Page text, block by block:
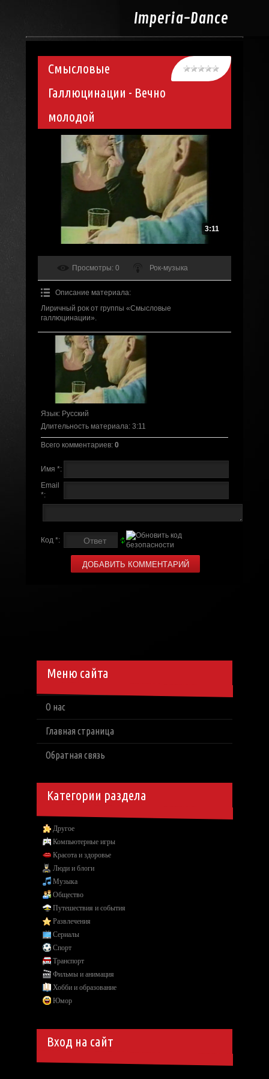
Imperia-Dance
Смысловые
Галлюцинации - Вечно
молодой
3:11
Просмотры: 0 Рок-музыка
Описание материала:
Лиричный рок от группы «Смысловые
галлюцинации».
Язык: Русский
Длительность материала: 3:11
Всего комментариев: 0
Имя *:
Email
*:
Код *:
Меню сайта
О нас
Главная страница
Обратная связь
Категории раздела
Другое
Компьютерные игры
Красота и здоровье
Люди и блоги
Музыка
Общество
Путешествия и события
Развлечения
Сериалы
Спорт
Транспорт
Фильмы и анимация
Хобби и образование
Юмор
Вход на сайт